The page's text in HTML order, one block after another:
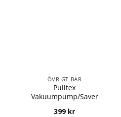
ÖVRIGT BAR
Pulltex
Vakuumpump/Saver
399 kr